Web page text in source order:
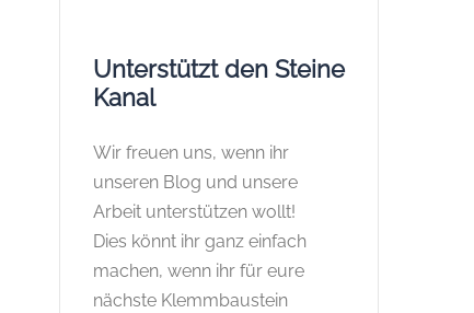
Unterstützt den Steine
Kanal
Wir freuen uns, wenn ihr
unseren Blog und unsere
Arbeit unterstützen wollt!
Dies könnt ihr ganz einfach
machen, wenn ihr für eure
nächste Klemmbaustein